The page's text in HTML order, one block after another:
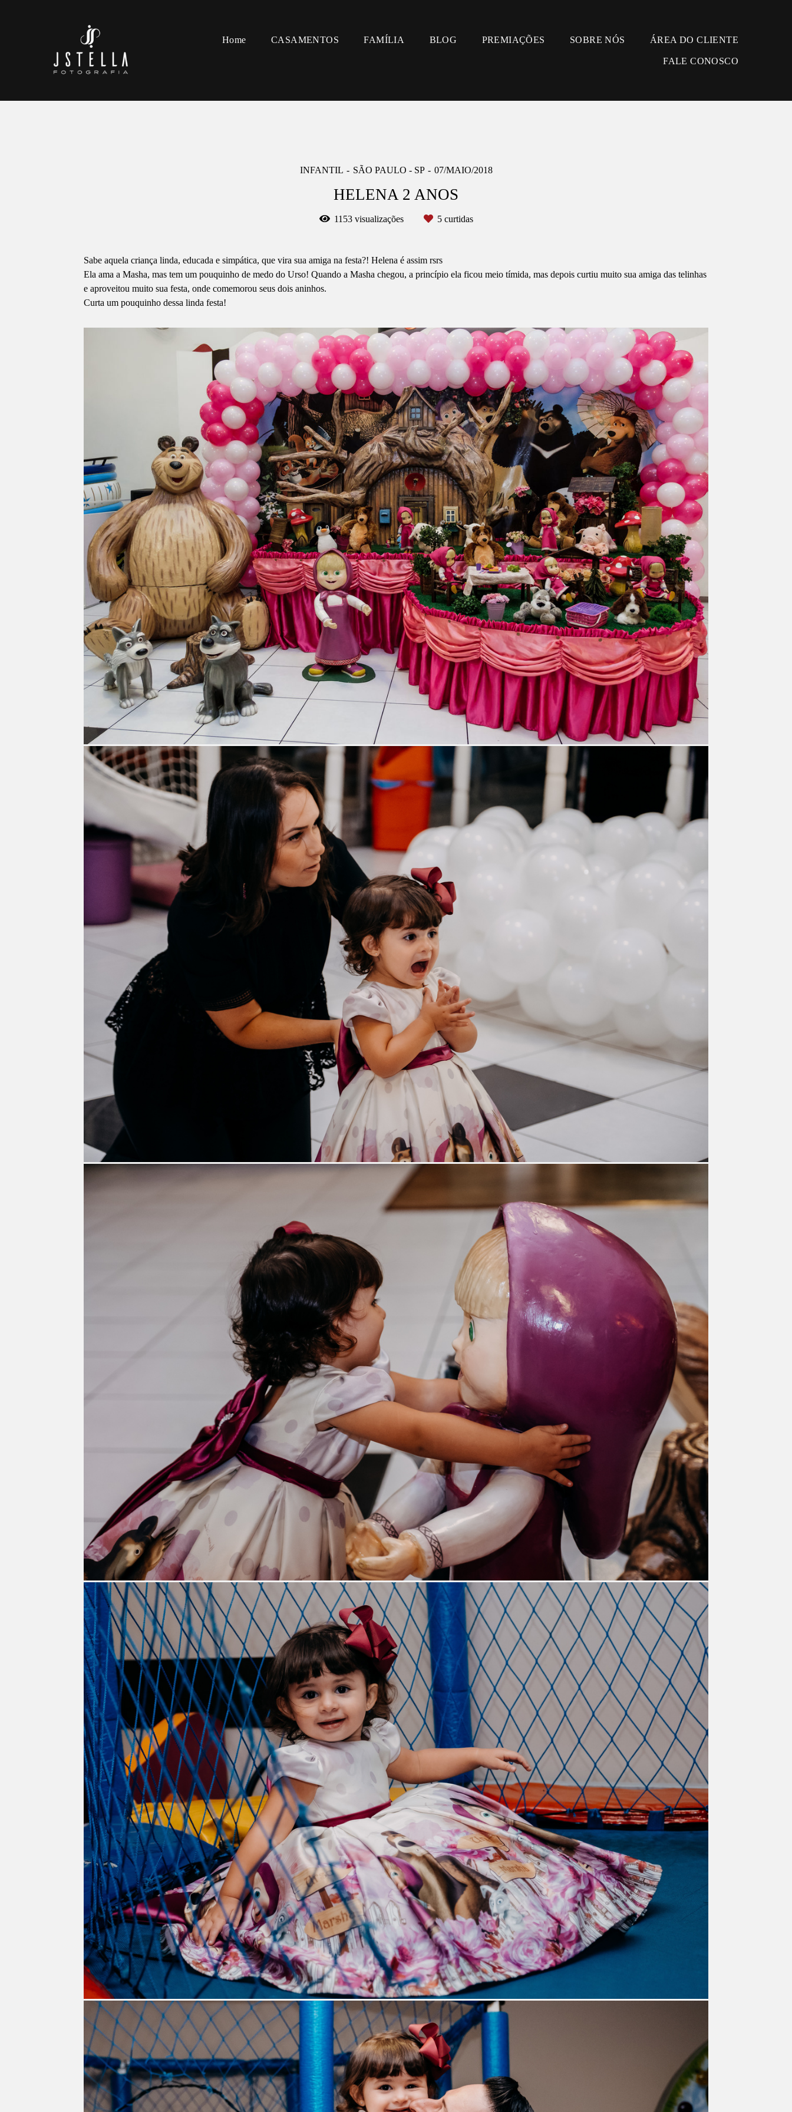
Home CASAMENTOS FAMÍLIA BLOG PREMIAÇÕES SOBRE NÓS ÁREA DO CLIENTE
FALE CONOSCO
INFANTIL SÃO PAULO - SP 07/MAIO/2018
HELENA 2 ANOS
1153visualizações 5curtidas
Sabe aquela criança linda, educada e simpática, que vira sua amiga na festa?! Helena é assim rsrs
Ela ama a Masha, mas tem um pouquinho de medo do Urso! Quando a Masha chegou, a princípio ela ficou meio tímida, mas depois curtiu muito sua amiga das telinhas
e aproveitou muito sua festa, onde comemorou seus dois aninhos.
Curta um pouquinho dessa linda festa!